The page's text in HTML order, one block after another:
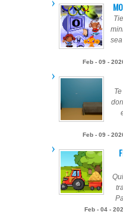
Feb - 09 -
Feb - 09 -
Feb - 04 -